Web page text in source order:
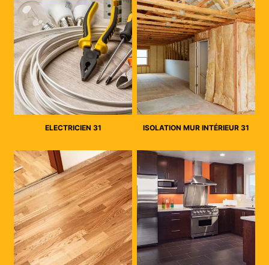
ELECTRICIEN 31 ISOLATION MUR INTÉRIEUR 31